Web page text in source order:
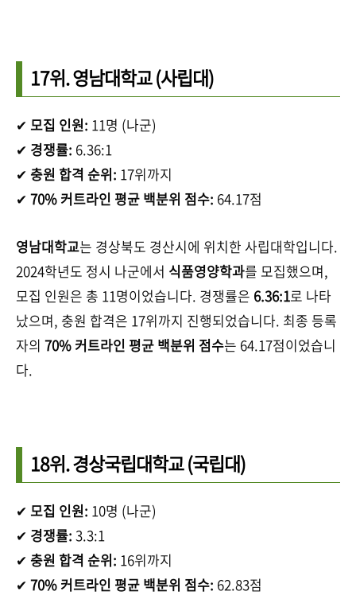
17위.영남대학교(사립대)
✔ 모집 인원: 11명 (나군)
✔ 경쟁률: 6.36:1
✔ 충원 합격 순위: 17위까지
✔ 70% 커트라인 평균 백분위 점수: 64.17점
영남대학교는 경상북도 경산시에 위치한 사립대학입니다.
2024학년도 정시 나군에서 식품영양학과를 모집했으며,
모집 인원은 총 11명이었습니다. 경쟁률은 6.36:1로 나타
났으며, 충원 합격은 17위까지 진행되었습니다. 최종 등록
자의 70% 커트라인 평균 백분위 점수는 64.17점이었습니
다.
18위.경상국립대학교(국립대)
✔ 모집 인원: 10명 (나군)
✔ 경쟁률: 3.3:1
✔ 충원 합격 순위: 16위까지
✔ 70% 커트라인 평균 백분위 점수: 62.83점